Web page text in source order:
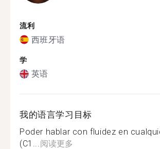
流利
西班牙语
学
英语
我的语言学习目标
Poder hablar con fluidez en
(C1...阅读更多